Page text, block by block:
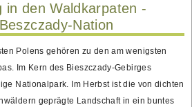
in den Waldkarpaten -
Nation
Polens gehören zu den am wenigsten
Im Kern des Bieszczady-Gebirges
Nationalpark. Im Herbst ist die von dichten
geprägte Landschaft in ein buntes